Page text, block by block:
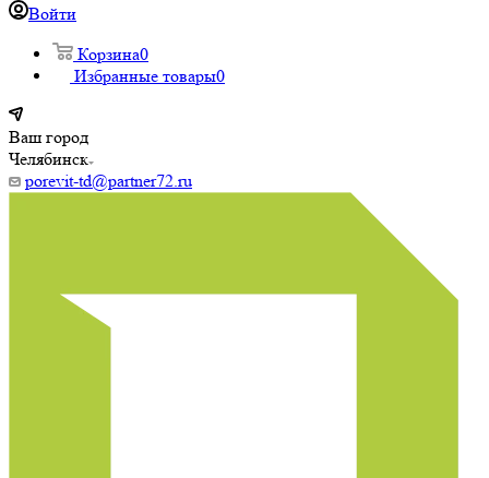
Войти
Корзина0
Избранные товары0
Ваш город
Челябинск
porevit-td@partner72.ru